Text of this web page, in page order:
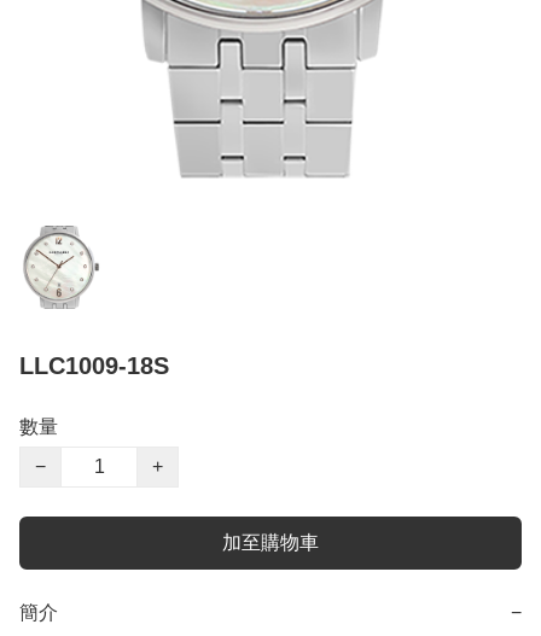
LLC1009-18S
數量
−
+
加至購物車
簡介 −